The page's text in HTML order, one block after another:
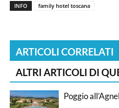
INFO family hotel toscana
ARTICOLI CORRELATI
ALTRI ARTICOLI DI
Poggio